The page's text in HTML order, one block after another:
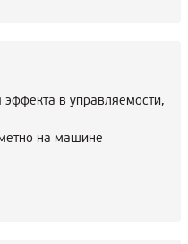
в управляемости,
на машине